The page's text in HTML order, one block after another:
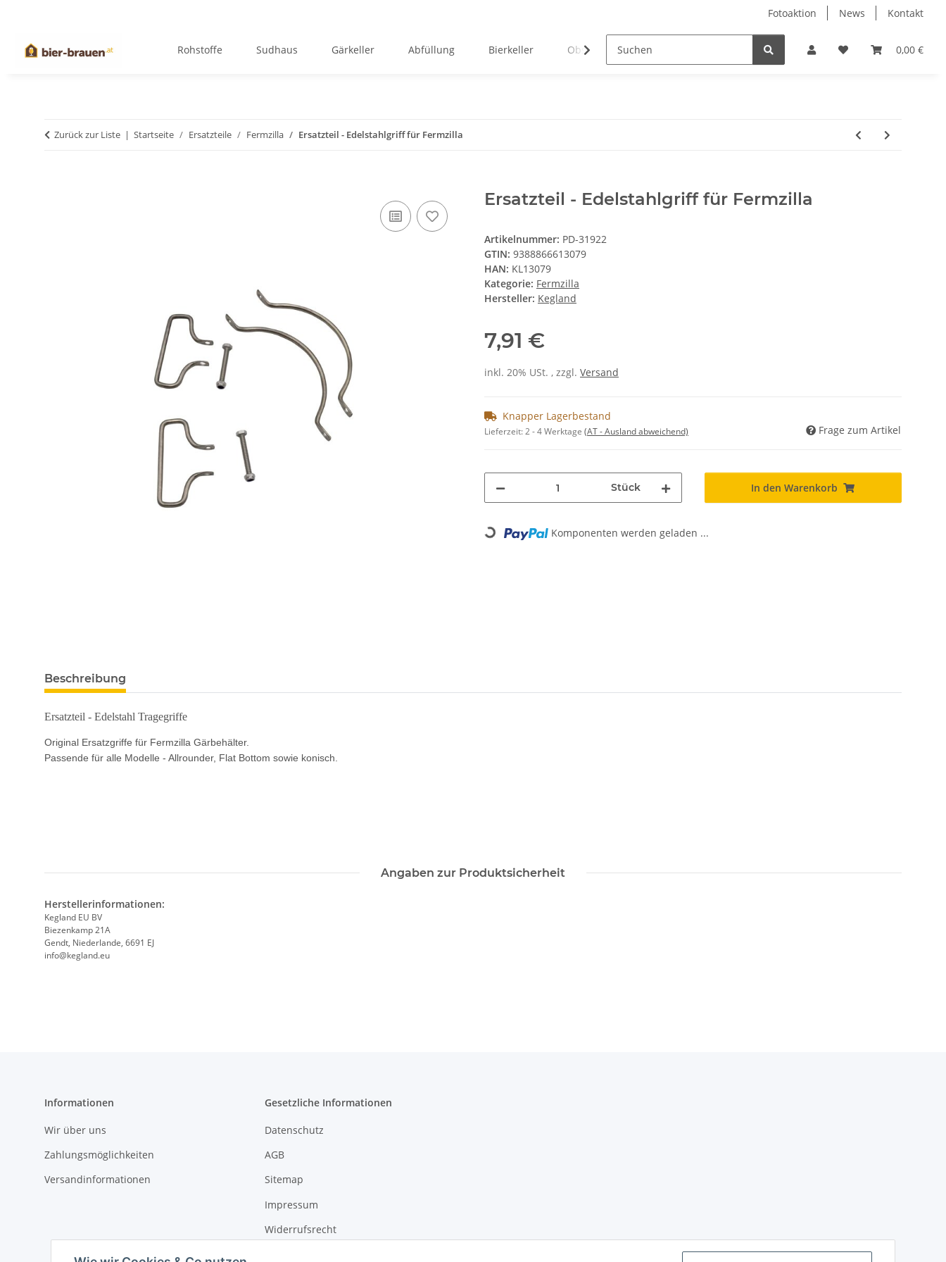
Fotoaktion News Kontakt
0,00 €
Rohstoffe Sudhaus Gärkeller Abfüllung Bierkeller Obstverarbeitung Nützliches Ersatzteile
Zurück zur Liste Startseite Ersatzteile Fermzilla Ersatzteil - Edelstahlgriff für Fermzilla
Ersatzteil - Edelstahlgriff für Fermzilla
Artikelnummer: PD-31922
GTIN: 9388866613079
HAN: KL13079
Kategorie: Fermzilla
Hersteller: Kegland
7,91 €
inkl. 20% USt. , zzgl. Versand
Knapper Lagerbestand
Lieferzeit:2 - 4 Werktage (AT - Ausland abweichend) Frage zum Artikel
Stück In den Warenkorb
Loading... Komponenten werden geladen ...
Beschreibung
Ersatzteil - Edelstahl Tragegriffe
Original Ersatzgriffe für Fermzilla Gärbehälter.
Passende für alle Modelle - Allrounder, Flat Bottom sowie konisch.
Angaben zur Produktsicherheit
Herstellerinformationen:
Kegland EU BV
Biezenkamp 21A
Gendt, Niederlande, 6691 EJ
info@kegland.eu
Informationen
Wir über uns
Zahlungsmöglichkeiten
Versandinformationen
Gesetzliche Informationen
Datenschutz
AGB
Sitemap
Impressum
Widerrufsrecht